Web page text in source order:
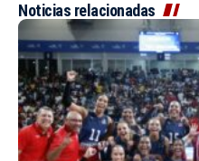
Noticias relacionadas